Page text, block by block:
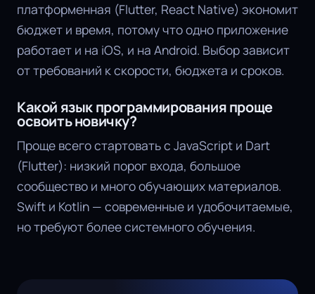
платформенная (Flutter, React Native) экономит
бюджет и время, потому что одно приложение
работает и на iOS, и на Android. Выбор зависит
от требований к скорости, бюджета и сроков.
Какой язык программирования проще
освоить новичку?
Проще всего стартовать с JavaScript и Dart
(Flutter): низкий порог входа, большое
сообщество и много обучающих материалов.
Swift и Kotlin — современные и удобочитаемые,
но требуют более системного обучения.